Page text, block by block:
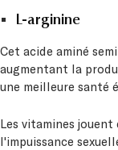
L-arginine
Cet acide aminé
augmentant la
une meilleure santé
Les vitamines
l'impuissance